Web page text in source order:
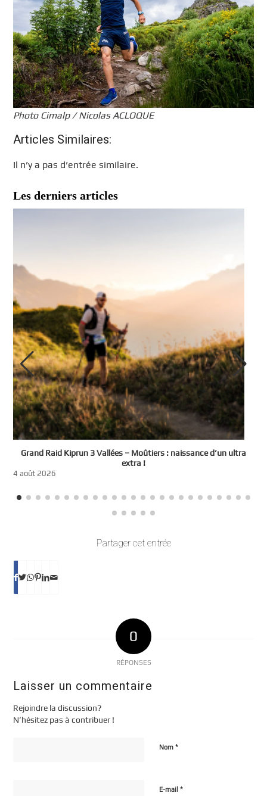
Photo Cimalp / Nicolas ACLOQUE
Articles Similaires:
Il n’y a pas d’entrée similaire.
Les derniers articles
Grand Raid Kiprun 3 Vallées – Moûtiers : naissance d’un ultra
extra !
4 août 2026
Partager cet entrée
0
RÉPONSES
Laisser un commentaire
Rejoindre la discussion?
N’hésitez pas à contribuer !
Nom*
E-mail*